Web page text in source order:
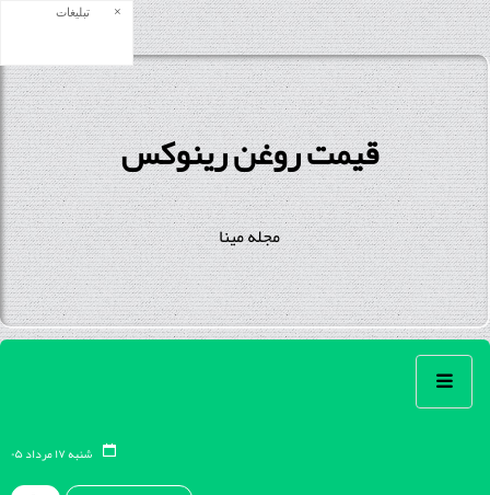
قیمت روغن رینوکس
مجله مینا
شنبه ۱۷ مرداد ۰۵
تبلیغات ×